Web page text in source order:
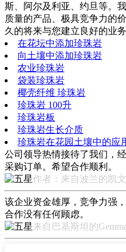
斯、阿尔及利亚、约旦等。
质量的产品、极具竞争力的
久的将来与您建立良好的业
在花坛中添加珍珠岩
向土壤中添加珍珠岩
农业珍珠岩
袋装珍珠岩
椰壳纤维 珍珠岩
珍珠岩 100升
珍珠岩板
珍珠岩生长介质
珍珠岩在花园土壤中的应
公司领导热情接待了我们，
采购订单。希望合作顺利。
作者：来自波兰的凯
该企业资金雄厚，竞争力强
合作没有任何顾虑。
来自巴基斯坦的